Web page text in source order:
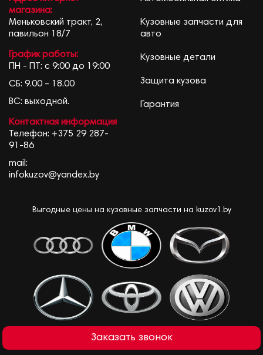
магазина:
Меньковский тракт, 2,
павильон 18/7
График работы:
ПН - ПТ: с 9:00 до 19:00
СБ: 9.00 – 18.00
ВС: выходной.
Контактная информация
Телефон: +375 29 287-
91-86
mail:
infokuzov@yandex.by
Кузовные запчасти для
авто
Кузовные детали
Защита кузова
Гарантия
Выгодные цены на кузовные запчасти на kuzov1.by
Заказать звонок